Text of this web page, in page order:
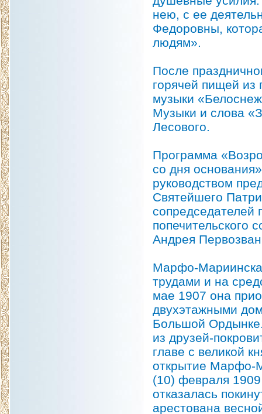
нею, с ее
Федоровны,
людям».
После
горячей пищей из
музыки
Музыки и слова
Лесового.
Программа
со дня
руководством
Святейшего
попечительского
Андрея
Марфо-
трудами и на
мае 1907 она
двухэтажными
Большой
из друзей-
главе с великой
открытие Марфо-
(10) февраля
отказалась
арестована